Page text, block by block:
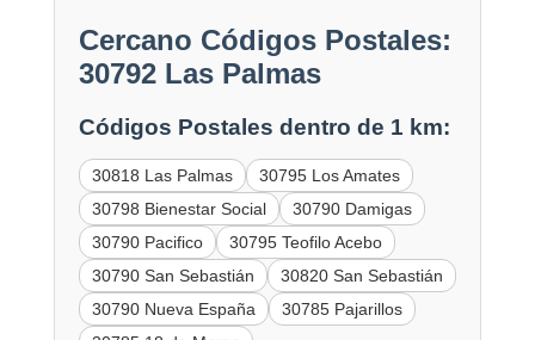
Cercano Códigos Postales:
30792 Las Palmas
Códigos Postales dentro de 1 km:
30818 Las Palmas
30795 Los Amates
30798 Bienestar Social
30790 Damigas
30790 Pacifico
30795 Teofilo Acebo
30790 San Sebastián
30820 San Sebastián
30790 Nueva España
30785 Pajarillos